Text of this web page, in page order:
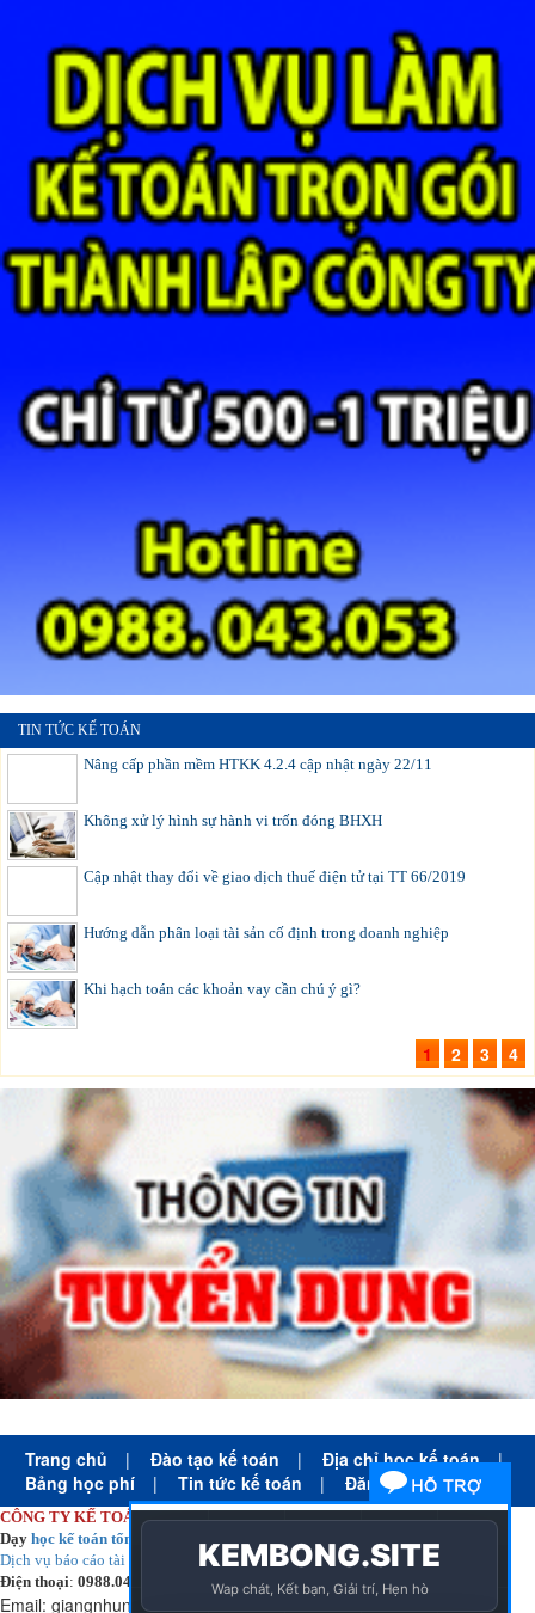
TIN TỨC KẾ TOÁN
Nâng cấp phần mềm HTKK 4.2.4 cập nhật ngày 22/11
Không xử lý hình sự hành vi trốn đóng BHXH
Cập nhật thay đổi về giao dịch thuế điện tử tại TT 66/2019
Hướng dẫn phân loại tài sản cố định trong doanh nghiệp
Khi hạch toán các khoản vay cần chú ý gì?
1 2 3 4
Trang chủ | Đào tạo kế toán | Địa chỉ học kế toán
|
Bảng học phí
| Tin tức kế toán | Đăng ký học
CÔNG TY KẾ TOÁN HÀ NỘI
Dạy học kế toán tổng hợp
Dịch vụ báo cáo tài chính
chuyên nghiệp uy tín giá rẻ
Điện thoại: 0988.043.053
Email: giangnhungkthn@gmail.com